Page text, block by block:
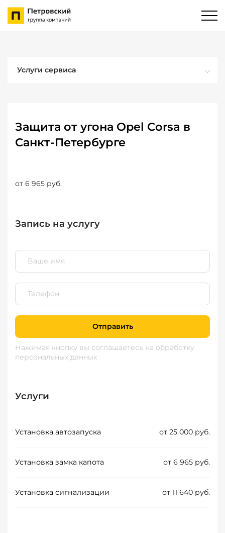
Услуги сервиса
Защита от угона Opel Corsa в
Санкт-Петербурге
от 6 965 руб.
Запись на услугу
Отправить
Нажимая кнопку вы соглашаетесь на обработку
персональных данных
Услуги
Установка автозапуска от 25 000 руб.
Установка замка капота от 6 965 руб.
Установка сигнализации от 11 640 руб.